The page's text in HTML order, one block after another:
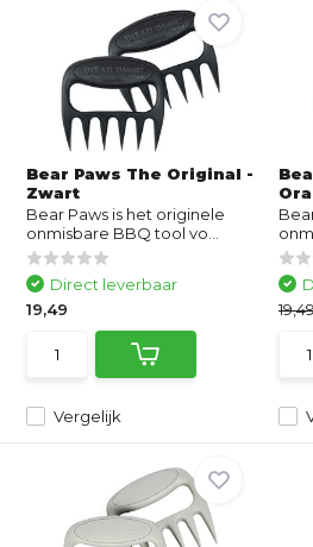
Bear Paws The Original -
Zwart
Bear Paws is het originele
onmisbare BBQ tool vo...
Vergelijk
Direct leverbaar
19,49